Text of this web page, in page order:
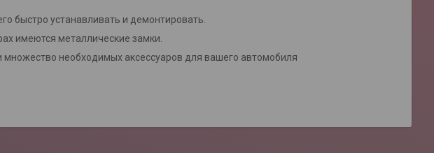
быстро устанавливать и демонтировать.
имеются металлические замки.
множество необходимых аксессуаров для вашего автомобиля